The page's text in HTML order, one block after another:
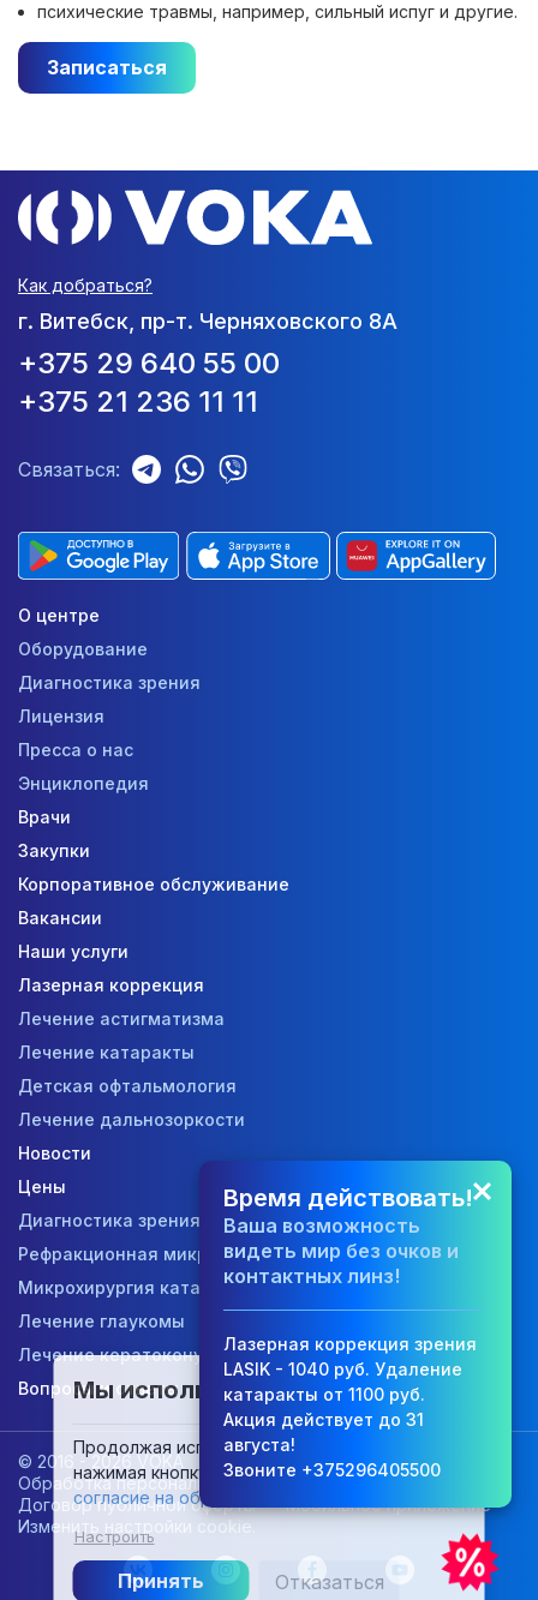
психические травмы, например, сильный испуг и другие.
Записаться
Как добраться?
г. Витебск, пр-т. Черняховского 8А
+375 29 640 55 00
+375 21 236 11 11
Связаться:
О центре
Оборудование
Диагностика зрения
Лицензия
Пресса о нас
Энциклопедия
Врачи
Закупки
Корпоративное обслуживание
Вакансии
Наши услуги
Лазерная коррекция
Лечение астигматизма
Лечение катаракты
Детская офтальмология
Лечение дальнозоркости
Новости
Цены
Диагностика зрения
Рефракционная микрохирургия
Микрохирургия катаракты
Лечение глаукомы
Лечение кератоконуса
Вопросы и ответы
© 2016 - 2026 VOKA
Контакты
Обработка персональных данных
Договор публичной оферты
Мобильное приложение
Изменить настройки cookie.
✕
Мы используем cookies
Продолжая использовать этот сайт и
нажимая кнопку «Принять», вы даёте
согласие на обработку файлов cookies.
Настроить
Принять Отказаться
Время действовать!
Ваша возможность
видеть мир без очков и
контактных линз!
Лазерная коррекция зрения
LASIK - 1040 руб. Удаление
катаракты от 1100 руб.
Акция действует до 31
августа!
Звоните +375296405500